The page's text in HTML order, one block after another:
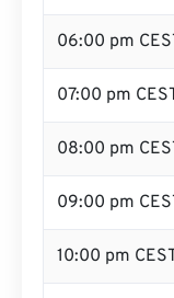
06:00 pm
07:00 pm
08:00 pm
09:00 pm
10:00 pm